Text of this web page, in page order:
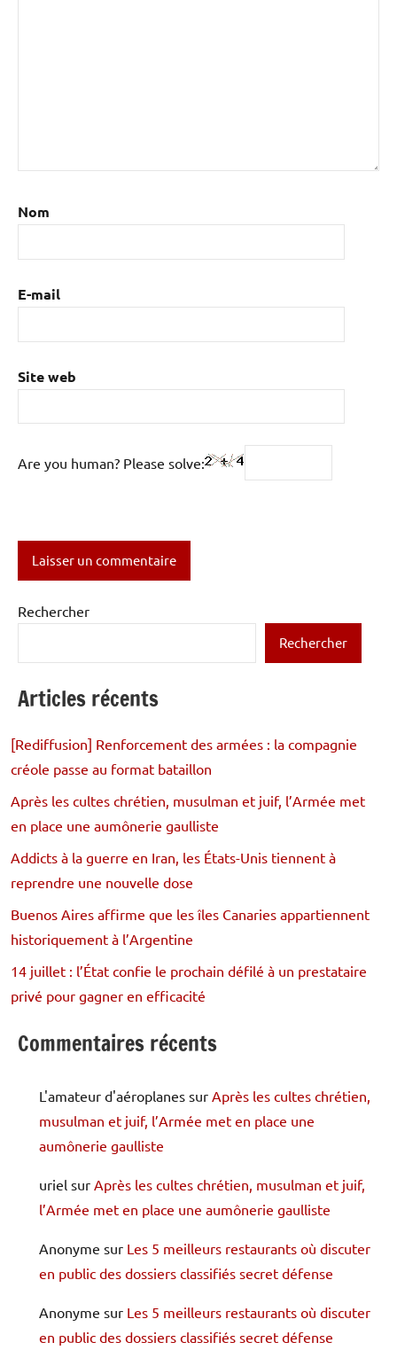
Nom
E-mail
Site web
Are you human? Please solve:
Rechercher
Rechercher
Articles récents
[Rediffusion] Renforcement des armées : la compagnie
créole passe au format bataillon
Après les cultes chrétien, musulman et juif, l’Armée met
en place une aumônerie gaulliste
Addicts à la guerre en Iran, les États-Unis tiennent à
reprendre une nouvelle dose
Buenos Aires affirme que les îles Canaries appartiennent
historiquement à l’Argentine
14 juillet : l’État confie le prochain défilé à un prestataire
privé pour gagner en efficacité
Commentaires récents
L'amateur d'aéroplanes sur Après les cultes chrétien,
musulman et juif, l’Armée met en place une
aumônerie gaulliste
uriel sur Après les cultes chrétien, musulman et juif,
l’Armée met en place une aumônerie gaulliste
Anonyme sur Les 5 meilleurs restaurants où discuter
en public des dossiers classifiés secret défense
Anonyme sur Les 5 meilleurs restaurants où discuter
en public des dossiers classifiés secret défense